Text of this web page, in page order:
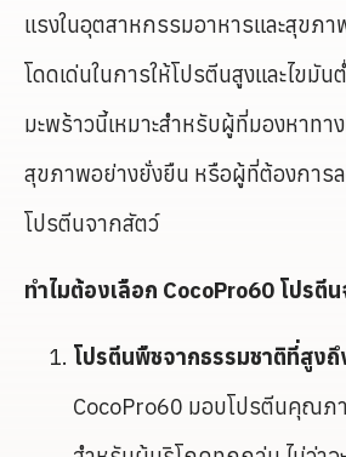
แรงในอุตสาหกรรมอาหารและสุข
โดดเด่นในการให้โปรตีนสูงและไขมัน
มะพร้าวนี้เหมาะสำหรับผู้ที่มองหาทา
สุขภาพอย่างยั่งยืน หรือผู้ที่ต้องการ
โปรตีนจากสัตว์
ทำไมต้องเลือก CocoPro60 โปรตี
โปรตีนพืชจากธรรมชาติที่สูงถึ
CocoPro60 มอบโปรตีนคุณภ